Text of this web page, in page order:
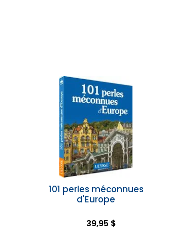
101 perles méconnues
d'Europe
39,95 $